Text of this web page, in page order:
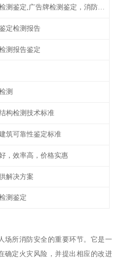
房屋检测鉴定,广告牌检测鉴定，消防检测
定检测报告
测报告鉴定
测
构检测技术标准
筑可靠性鉴定标准
，效率高，价格实惠
解决方案
测鉴定
场所消防安全的重要环节。它是一
确定火灾风险，并提出相应的改进